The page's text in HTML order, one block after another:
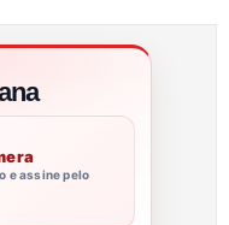
e assine pelo